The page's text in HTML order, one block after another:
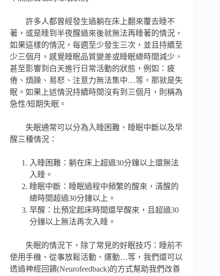
許多人都曾經發生過躺在床上翻來覆去睡不
著，或是睡到半夜醒過來後就無法再睡著的情況，
如果這樣的情況，每週至少發生三次，並且持續至
少三個月，感覺睡眠品質變差或睡眠總時間減少，
甚至影響到白天進行日常活動的狀態，例如：疲
倦、煩躁、易怒、注意力無法集中…等，那就是失
眠。如果上述情況持續時間沒有到三個月，則稱為
急性/短期失眠。
失眠通常可以分為入睡困難、睡眠中斷以及早
醒三種情況：
入睡困難：躺在床上超過30分鐘以上還無法
入睡。
睡眠中斷：睡眠過程中頻繁的醒來，清醒的
總時間超過30分鐘以上。
早醒：比預定起床時間還早醒來，且超過30
分鐘以上無法再次入睡。
失眠的情況下，除了常見的好眠技巧：睡前不
使用手機、從事放鬆活動、運動…等，我們還可以
透過神經回饋(Neurofeedback)的方式幫助我們改善